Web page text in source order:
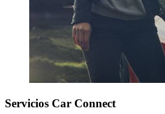
Servicios Car Connect